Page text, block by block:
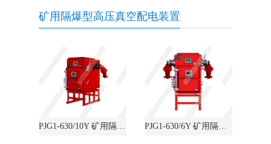
矿用隔爆型高压真空配电装置
PJG1-630/10Y 矿用隔爆兼本质安全型永磁机构高压真空配电装置 PJG1-630/6Y 矿用隔爆兼本质安全型永磁机构高压真空配电装置